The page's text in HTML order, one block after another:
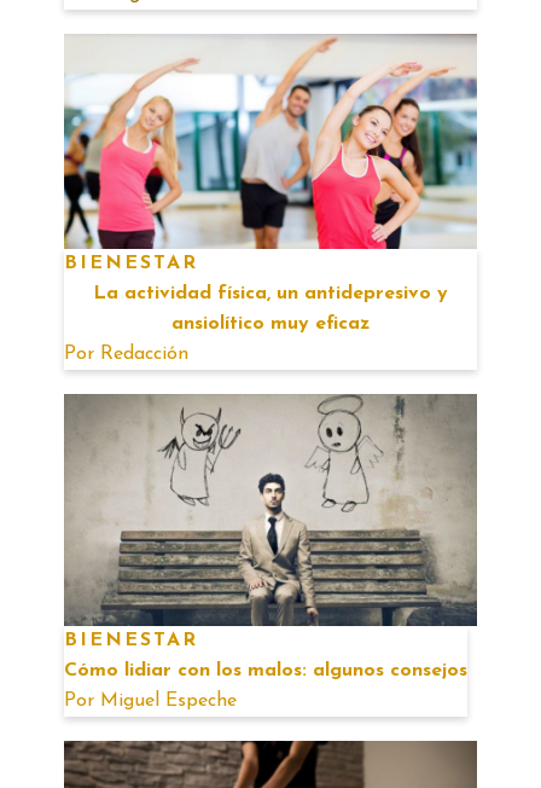
BIENESTAR
La actividad física, un antidepresivo y
ansiolítico muy eficaz
Por Redacción
BIENESTAR
Cómo lidiar con los malos: algunos consejos
Por Miguel Espeche